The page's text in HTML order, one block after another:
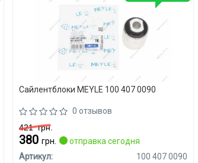
Сайлентблоки MEYLE 100 407 0090
0 отзывов
421грн.
380грн.
отправка сегодня
Артикул:
100 407 0090